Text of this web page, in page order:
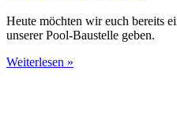
Heute möchten wir euch bereits
unserer Pool-Baustelle geben.
Weiterlesen »